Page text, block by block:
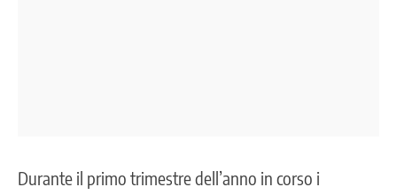
Durante il primo trimestre dell’anno in corso i